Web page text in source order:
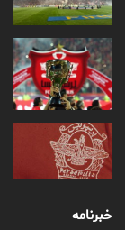
خبرنامه